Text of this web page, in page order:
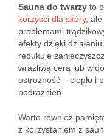
Sauna do twarzy to
korzyści dla skóry, ale
problemami
efekty dzięki
redukuje
wrażliwą cerą lub
ostrożność – ciepło i
podrażnień.
Warto również
z korzystaniem z